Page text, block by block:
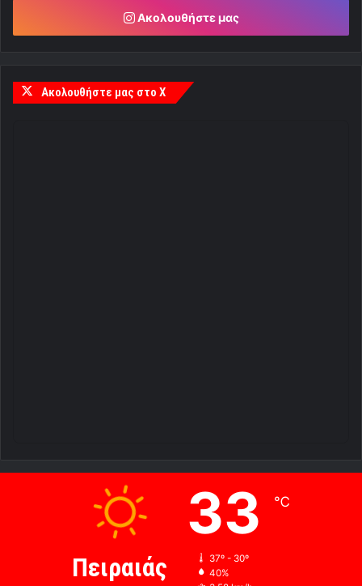
Ακολουθήστε μας
Ακολουθήστε μας στο X
Πειραιάς
33 ℃
37º - 30º
40%